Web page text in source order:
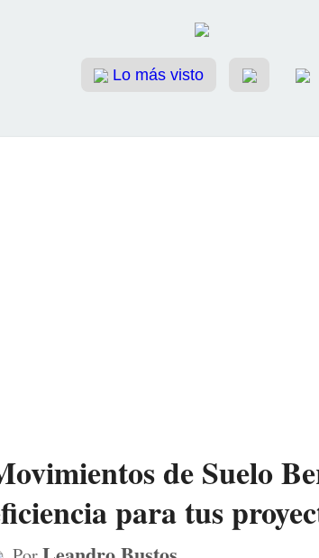
Lo más visto
de Suelo
para tus